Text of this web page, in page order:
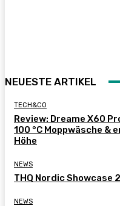
NEUESTE ARTIKEL
TECH&CO
Review: Dreame X60
100 °C Moppwäsche &
Höhe
NEWS
THQ Nordic
NEWS